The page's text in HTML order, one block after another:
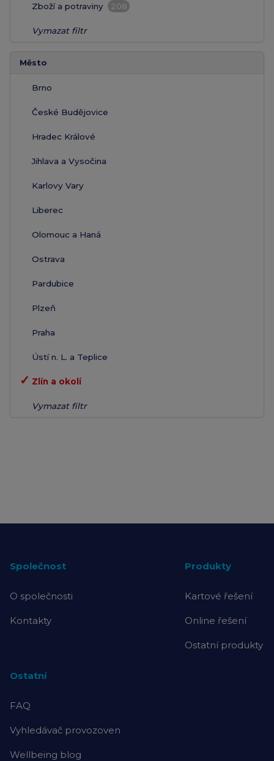
Zboží a potraviny 208
Vymazat filtr
Město
Brno
České Budějovice
Hradec Králové
Jihlava a Vysočina
Karlovy Vary
Liberec
Olomouc a Haná
Ostrava
Pardubice
Plzeň
Praha
Ústí n. L. a Teplice
✓ Zlín a okolí
Vymazat filtr
Společnost
O společnosti
Kontakty
Produkty
Kartové řešení
Online řešení
Ostatní produkty
Ostatní
FAQ
Vyhledávač provozoven
Wellbeing blog